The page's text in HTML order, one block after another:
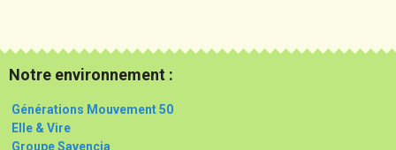
Notre environnement :
Générations Mouvement 50
Elle & Vire
Groupe Savencia